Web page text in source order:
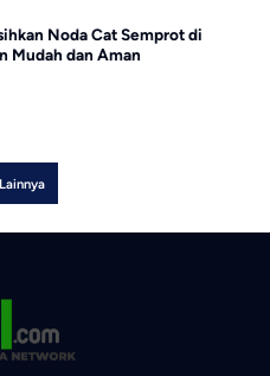
Noda Cat Semprot di
Mudah dan Aman